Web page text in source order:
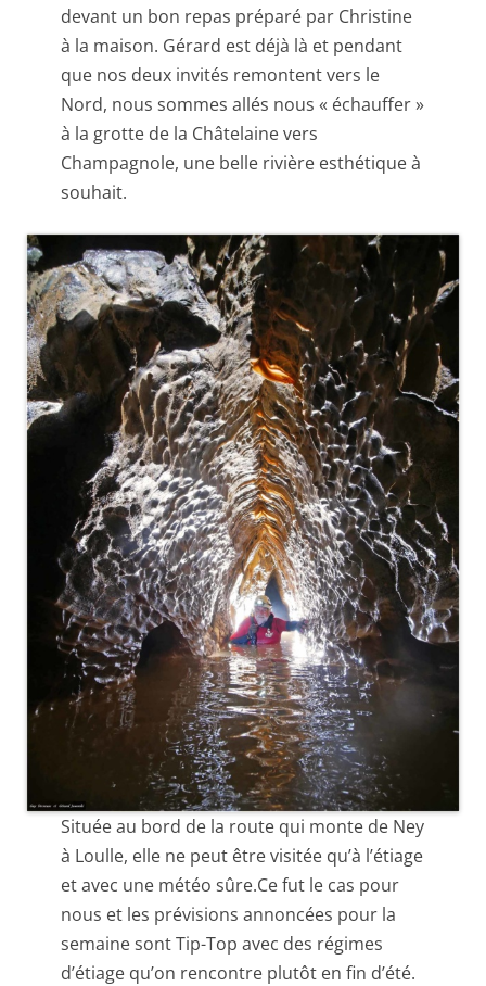
devant un bon repas préparé par Christine
à la maison. Gérard est déjà là et pendant
que nos deux invités remontent vers le
Nord, nous sommes allés nous « échauffer »
à la grotte de la Châtelaine vers
Champagnole, une belle rivière esthétique à
souhait.
Située au bord de la route qui monte de Ney
à Loulle, elle ne peut être visitée qu’à l’étiage
et avec une météo sûre.Ce fut le cas pour
nous et les prévisions annoncées pour la
semaine sont Tip-Top avec des régimes
d’étiage qu’on rencontre plutôt en fin d’été.